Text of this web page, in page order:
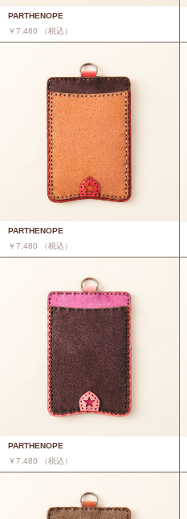
PARTHENOPE
￥7,480 （税込）
PARTHENOPE
￥7,480 （税込）
PARTHENOPE
￥7,480 （税込）